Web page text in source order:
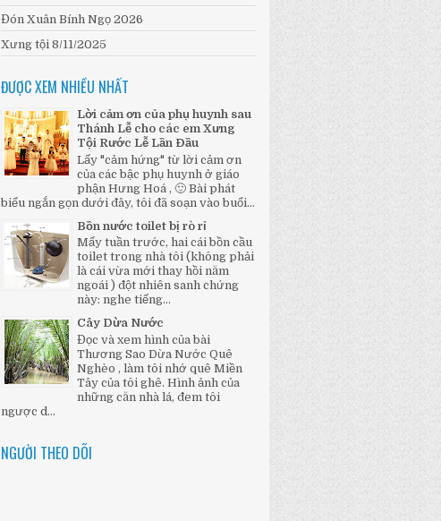
Đón Xuân Bính Ngọ 2026
Xưng tội 8/11/2025
ĐƯỢC XEM NHIỀU NHẤT
Lời cảm ơn của phụ huynh sau
Thánh Lễ cho các em Xưng
Tội Rước Lễ Lần Đầu
Lấy "cảm hứng" từ lời cảm ơn
của các bậc phụ huynh ở giáo
phận Hưng Hoá , 🙂 Bài phát
biểu ngắn gọn dưới đây, tôi đã soạn vào buổi...
Bồn nước toilet bị rò rỉ
Mấy tuần trước, hai cái bồn cầu
toilet trong nhà tôi (không phải
là cái vừa mới thay hồi năm
ngoái ) đột nhiên sanh chứng
này: nghe tiếng...
Cây Dừa Nước
Đọc và xem hình của bài
Thương Sao Dừa Nước Quê
Nghèo , làm tôi nhớ quê Miền
Tây của tôi ghê. Hình ảnh của
những căn nhà lá, đem tôi
ngược d...
NGƯỜI THEO DÕI